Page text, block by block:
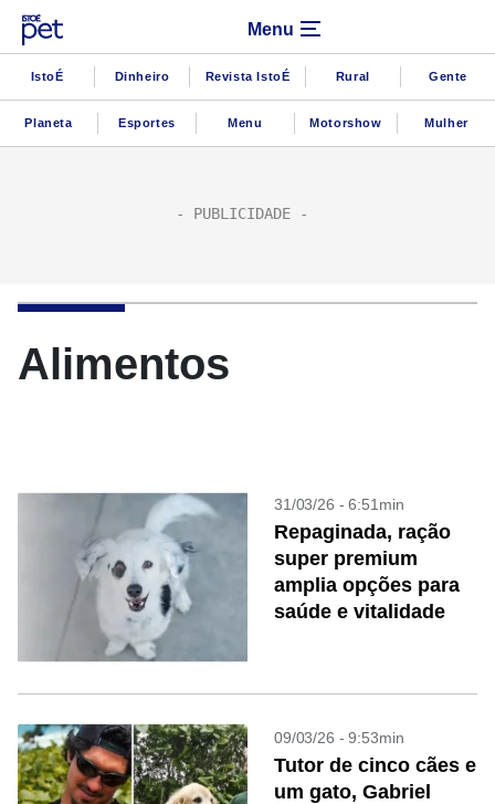
Menu
IstoÉ Dinheiro Revista IstoÉ Rural Gente
Planeta Esportes Menu Motorshow Mulher
Alimentos
31/03/26 - 6:51min
Repaginada, ração
super premium
amplia opções para
saúde e vitalidade
09/03/26 - 9:53min
Tutor de cinco cães e
um gato, Gabriel